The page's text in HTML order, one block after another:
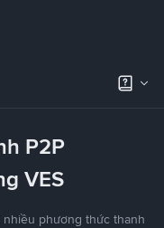
P2P
VES
nhiều phương thức thanh